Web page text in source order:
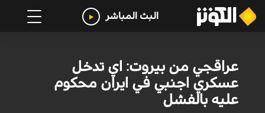
البث المباشر
عراقجي من بيروت: اي تدخل
عسكري اجنبي في ايران محكوم
عليه بالفشل